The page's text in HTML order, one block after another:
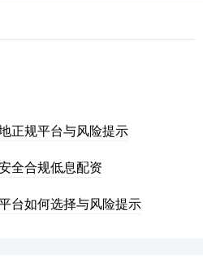
正规平台与风险提示
全合规低息配资
台如何选择与风险提示